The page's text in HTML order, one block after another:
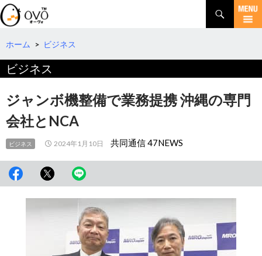
検
索
コ
テ
へ
ホーム > ビジネス
ビジネス
ジャンボ機整備で業務提携 沖縄の専門
会社とNCA
ビジネス 2024年1月10日 共同通信 47NEWS